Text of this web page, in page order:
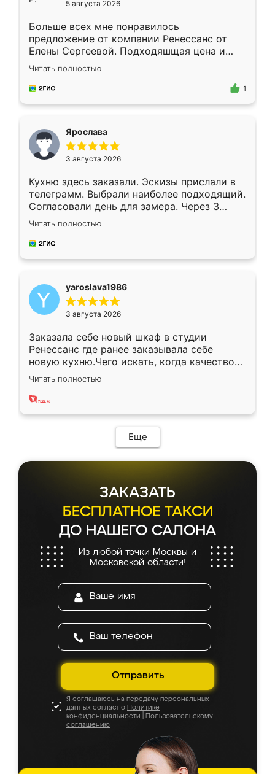
5 августа 2026
Больше всех мне понравилось
предложение от компании Ренессанс от
Елены Сергеевой. Подходяшщая цена и
короткие сроки изготовления. Приехавший
для замера сотрудник Владислав
предложил по моему эскизу самый
Читать полностью
1
Ярослава
3 августа 2026
Кухню здесь заказали. Эскизы прислали в
телеграмм. Выбрали наиболее подходящий.
Согласовали день для замера. Через 3
недели кухня была уже готова. Остались
довольны работой. Спасибо Ренессанс
мебель за качественную работу!
Читать полностью
yaroslava1986
3 августа 2026
Заказала себе новый шкаф в студии
Ренессанс где ранее заказывала себе
новую кухню.Чего искать, когда качеством
вполне довольна. Служит кухня уже почти
два года, нареканий нет.
Читать полностью
Еще
ЗАКАЗАТЬ
БЕСПЛАТНОЕ ТАКСИ
ДО НАШЕГО САЛОНА
Из любой точки Москвы и
Московской области!
Отправить
Я соглашаюсь на передачу персональных
данных согласно Политике
конфиденциальности
Пользовательскому
соглашению